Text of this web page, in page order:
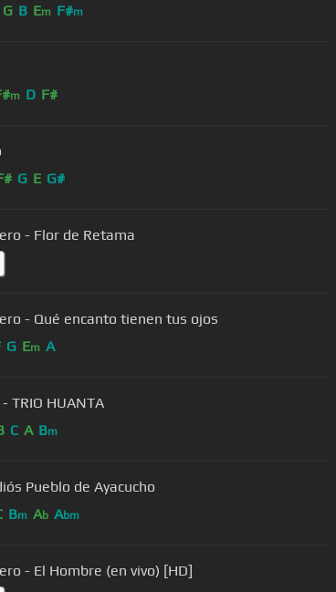
G B Em F#m
m D F#
G E G#
- Flor de Retama
- Qué encanto tienen tus ojos
G Em A
TRIO HUANTA
C A Bm
Pueblo de Ayacucho
Bm Ab Abm
- El Hombre (en vivo) [HD]